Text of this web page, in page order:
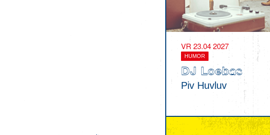
VR 23.04 2027
HUMOR
DJ Loebas
Piv Huvluv